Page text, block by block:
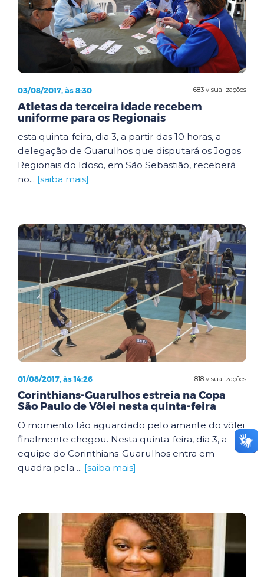
683 visualizações
03/08/2017, às 8:30
Atletas da terceira idade recebem
uniforme para os Regionais
esta quinta-feira, dia 3, a partir das 10 horas, a
delegação de Guarulhos que disputará os Jogos
Regionais do Idoso, em São Sebastião, receberá
no... [saiba mais]
818 visualizações
01/08/2017, às 14:26
Corinthians-Guarulhos estreia na Copa
São Paulo de Vôlei nesta quinta-feira
O momento tão aguardado pelo amante do vôlei
finalmente chegou. Nesta quinta-feira, dia 3, a
equipe do Corinthians-Guarulhos entra em
quadra pela ... [saiba mais]